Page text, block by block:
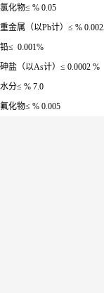
氯化物≤ % 0.05
重金属（以Pb计）≤ %
铅≤ 0.001%
砷盐（以As计）≤ 0.0002 %
水分≤ % 7.0
氟化物≤ % 0.005